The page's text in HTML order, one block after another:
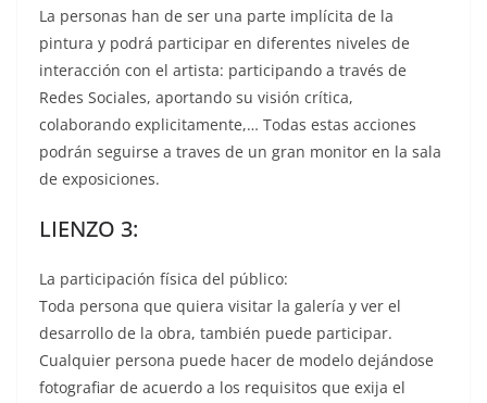
La personas han de ser una parte implícita de la
pintura y podrá participar en diferentes niveles de
interacción con el artista: participando a través de
Redes Sociales, aportando su visión crítica,
colaborando explicitamente,… Todas estas acciones
podrán seguirse a traves de un gran monitor en la sala
de exposiciones.
LIENZO 3:
La participación física del público:
Toda persona que quiera visitar la galería y ver el
desarrollo de la obra, también puede participar.
Cualquier persona puede hacer de modelo dejándose
fotografiar de acuerdo a los requisitos que exija el